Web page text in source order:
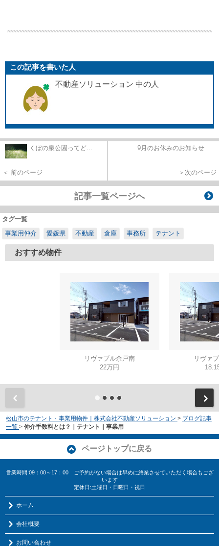
この記事を書いた人
不動産ソリューション 中の人
くぼの泉公園ってど...
＜ 前のページ
9月のお休みのお知らせ
＞次のページ
記事一覧ページへ
タグ一覧
事業用仲介
愛媛県 不動産 倉庫 事務所 テナント
おすすめ物件
リヴァブル余戸南
22万円
リヴァ
松山市のテナント・事業用物件｜株式会社不動産ソリューション > ブログ記事
一覧 > 仲介手数料とは？｜テナント｜事業用
ページトップに戻る
営業時間:09：00～17：00 ご予約がない場合は早めに終業させていただく場合もござ
います
定休日:土曜日・日曜日・祝日
ホーム
会社概要
お問い合わせ